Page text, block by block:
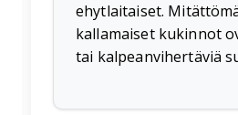
ehytlaitaiset.
kallamaiset kukinnot
tai kalpeanvihertäviä